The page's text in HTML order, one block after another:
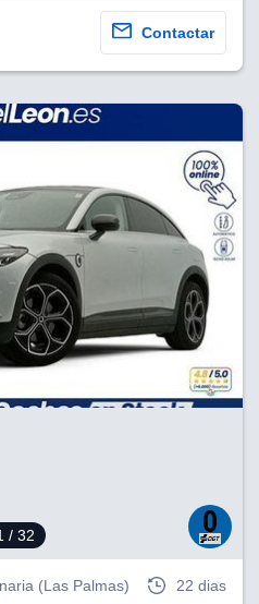
Contactar
/ 32
(Las Palmas) 22 dias